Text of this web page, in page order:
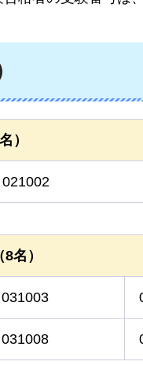
）
021002
名）
031003
031008